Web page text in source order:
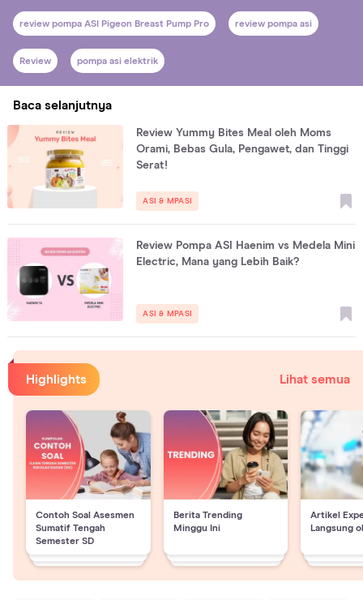
review pompa ASI Pigeon Breast Pump Pro review pompa asi
Review pompa asi elektrik
Baca selanjutnya
Review Yummy Bites Meal oleh Moms
Orami, Bebas Gula, Pengawet, dan Tinggi
Serat!
ASI & MPASI
Review Pompa ASI Haenim vs Medela Mini
Electric, Mana yang Lebih Baik?
ASI & MPASI
Highlights Lihat semua
Contoh Soal Asesmen
Sumatif Tengah
Semester SD
Berita Trending
Minggu Ini
Artikel
Langsung